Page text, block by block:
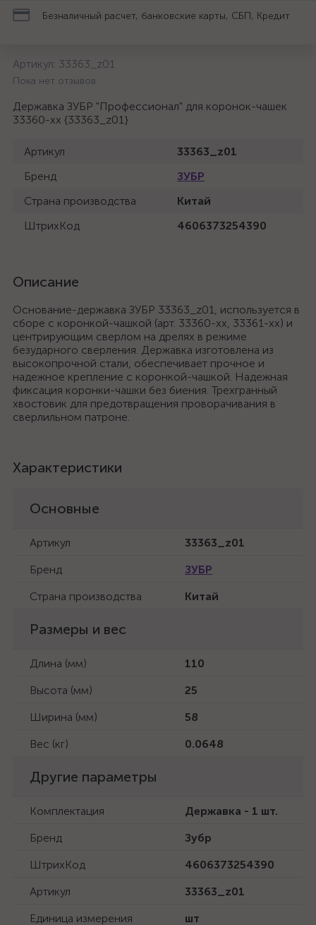
Безналичный расчет, банковские карты, СБП, Кредит
Артикул: 33363_z01
Пока нет отзывов
Державка ЗУБР "Профессионал" для коронок-чашек
33360-хх {33363_z01}
Артикул
33363_z01
Бренд
ЗУБР
Страна производства
Китай
ШтрихКод
4606373254390
Описание
Основание-державка ЗУБР 33363_z01, используется в
сборе с коронкой-чашкой (арт. 33360-хх, 33361-хх) и
центрирующим сверлом на дрелях в режиме
безударного сверления. Державка изготовлена из
высокопрочной стали, обеспечивает прочное и
надежное крепление с коронкой-чашкой. Надежная
фиксация коронки-чашки без биения. Трехгранный
хвостовик для предотвращения проворачивания в
сверлильном патроне.
Характеристики
Основные
Артикул
33363_z01
Бренд
ЗУБР
Страна производства
Китай
Размеры и вес
Длина (мм)
110
Высота (мм)
25
Ширина (мм)
58
Вес (кг)
0.0648
Другие параметры
Комплектация
Державка - 1 шт.
Бренд
Зубр
ШтрихКод
4606373254390
Артикул
33363_z01
Единица измерения
шт